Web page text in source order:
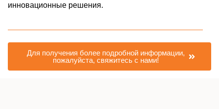
инновационные решения.
Для получения более подробной информации,
пожалуйста, свяжитесь с нами!